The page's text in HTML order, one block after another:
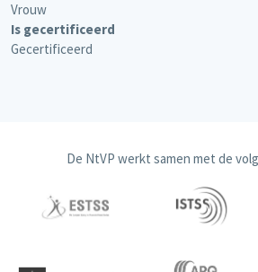
Vrouw
Is gecertificeerd
Gecertificeerd
De NtVP werkt samen met de